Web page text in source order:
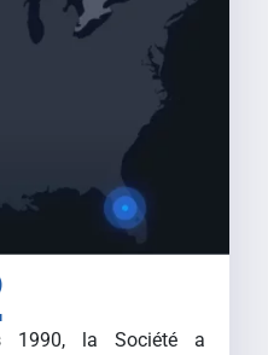
1990, la Société a